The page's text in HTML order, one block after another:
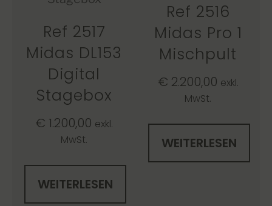
Ref 2517
Midas DL153
Digital
Stagebox
€ 1.200,00 exkl.
MwSt.
WEITERLESEN
Ref 2516
Midas Pro 1
Mischpult
€ 2.200,00 exkl.
MwSt.
WEITERLESEN